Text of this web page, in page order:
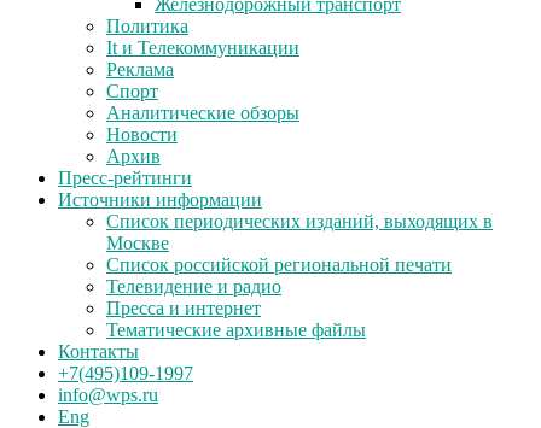
Железнодорожный транспорт
Политика
It и Телекоммуникации
Реклама
Спорт
Аналитические обзоры
Новости
Архив
Пресс-рейтинги
Источники информации
Список периодических изданий, выходящих в
Москве
Список российской региональной печати
Телевидение и радио
Пресса и интернет
Тематические архивные файлы
Контакты
+7(495)109-1997
info@wps.ru
Eng